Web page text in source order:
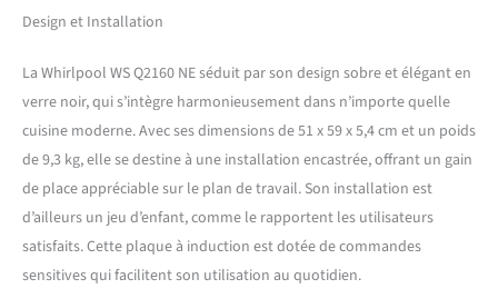
Design et Installation
La Whirlpool WS Q2160 NE séduit par son design sobre et élégant en
verre noir, qui s’intègre harmonieusement dans n’importe quelle
cuisine moderne. Avec ses dimensions de 51 x 59 x 5,4 cm et un poids
de 9,3 kg, elle se destine à une installation encastrée, offrant un gain
de place appréciable sur le plan de travail. Son installation est
d’ailleurs un jeu d’enfant, comme le rapportent les utilisateurs
satisfaits. Cette plaque à induction est dotée de commandes
sensitives qui facilitent son utilisation au quotidien.